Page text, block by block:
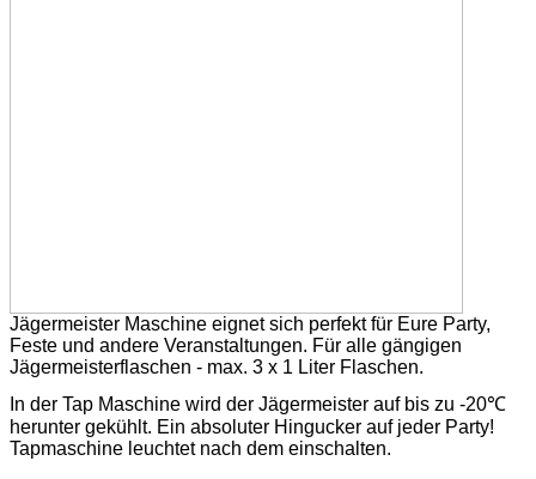
Jägermeister Maschine eignet sich perfekt für Eure Party,
Feste und andere Veranstaltungen. Für alle gängigen
Jägermeisterflaschen - max. 3 x 1 Liter Flaschen.
In der Tap Maschine wird der Jägermeister auf bis zu -20℃
herunter gekühlt. Ein absoluter Hingucker auf jeder Party!
Tapmaschine leuchtet nach dem einschalten.